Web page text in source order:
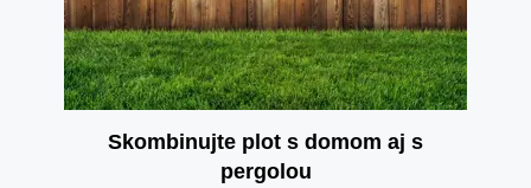
Skombinujte plot s domom aj s
pergolou